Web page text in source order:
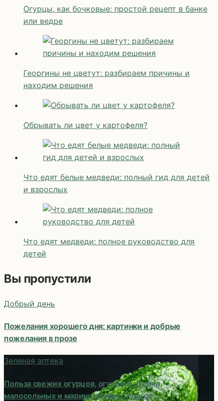
Огурцы, как бочковые: простой рецепт в банке
или ведре
Георгины не цветут: разбираем причины и
находим решения
Обрывать ли цвет у картофеля?
Что едят белые медведи: полный гид для детей
и взрослых
Что едят медведи: полное руководство для
детей
Вы пропустили
Добрый день
Пожелания хорошего дня: картинки и добрые
пожелания в прозе
Зеленая аптека
Польза свежих огурцов, огуречного сока,
малосольных и маринованных огурцов